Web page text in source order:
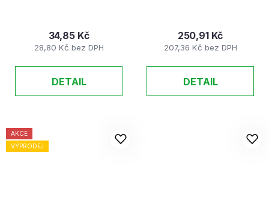
28,80 Kč bez DPH
34,85 Kč
DETAIL
207,36 Kč bez DPH
250,91 Kč
DETAIL
AKCE
VÝPRODEJ